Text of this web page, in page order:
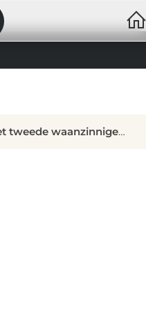
Het tweede waanzinnige moppenboek